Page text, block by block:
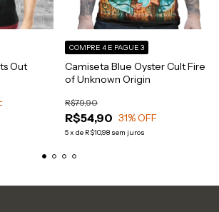
Out
Camiseta Blue Oyster Cult Fire
of Unknown Origin
R$54,90
R$79,90
31% OFF
5x de R$10,98 sem juros
COMPRE 4 E PAGUE 3